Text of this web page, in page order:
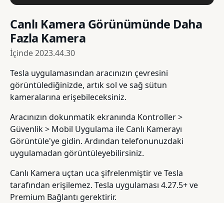
Canlı Kamera Görünümünde Daha
Fazla Kamera
İçinde2023.44.30
Tesla uygulamasından aracınızın çevresini
görüntülediğinizde, artık sol ve sağ sütun
kameralarına erişebileceksiniz.
Aracınızın dokunmatik ekranında Kontroller >
Güvenlik > Mobil Uygulama ile Canlı Kamerayı
Görüntüle'ye gidin. Ardından telefonunuzdaki
uygulamadan görüntüleyebilirsiniz.
Canlı Kamera uçtan uca şifrelenmiştir ve Tesla
tarafından erişilemez. Tesla uygulaması 4.27.5+ ve
Premium Bağlantı gerektirir.